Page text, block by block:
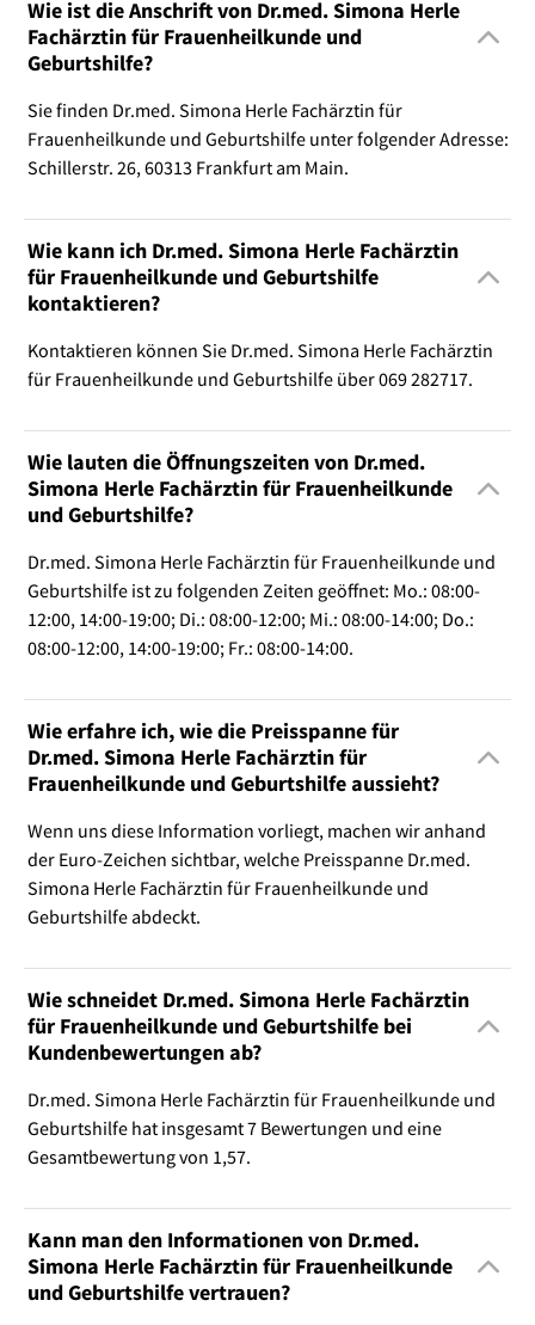
Wie ist die Anschrift von Dr.med. Simona Herle
Fachärztin für Frauenheilkunde und
Geburtshilfe?
Sie finden Dr.med. Simona Herle Fachärztin für
Frauenheilkunde und Geburtshilfe unter folgender Adresse:
Schillerstr. 26, 60313 Frankfurt am Main.
Wie kann ich Dr.med. Simona Herle Fachärztin
für Frauenheilkunde und Geburtshilfe
kontaktieren?
Kontaktieren können Sie Dr.med. Simona Herle Fachärztin
für Frauenheilkunde und Geburtshilfe über 069 282717.
Wie lauten die Öffnungszeiten von Dr.med.
Simona Herle Fachärztin für Frauenheilkunde
und Geburtshilfe?
Dr.med. Simona Herle Fachärztin für Frauenheilkunde und
Geburtshilfe ist zu folgenden Zeiten geöffnet: Mo.: 08:00-
12:00, 14:00-19:00; Di.: 08:00-12:00; Mi.: 08:00-14:00; Do.:
08:00-12:00, 14:00-19:00; Fr.: 08:00-14:00.
Wie erfahre ich, wie die Preisspanne für
Dr.med. Simona Herle Fachärztin für
Frauenheilkunde und Geburtshilfe aussieht?
Wenn uns diese Information vorliegt, machen wir anhand
der Euro-Zeichen sichtbar, welche Preisspanne Dr.med.
Simona Herle Fachärztin für Frauenheilkunde und
Geburtshilfe abdeckt.
Wie schneidet Dr.med. Simona Herle Fachärztin
für Frauenheilkunde und Geburtshilfe bei
Kundenbewertungen ab?
Dr.med. Simona Herle Fachärztin für Frauenheilkunde und
Geburtshilfe hat insgesamt 7 Bewertungen und eine
Gesamtbewertung von 1,57.
Kann man den Informationen von Dr.med.
Simona Herle Fachärztin für Frauenheilkunde
und Geburtshilfe vertrauen?